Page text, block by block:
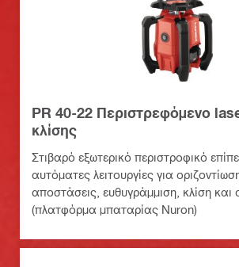
PR 40-22 Περιστρεφόμενο
κλίσης
Στιβαρό εξωτερικό περιστροφικό
αυτόματες λειτουργίες για
αποστάσεις, ευθυγράμμιση, κλίση και
(πλατφόρμα μπαταρίας Nuron)